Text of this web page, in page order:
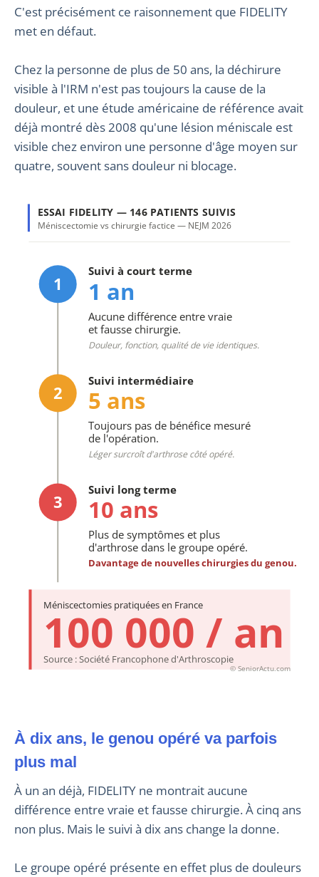
C'est précisément ce raisonnement que FIDELITY
met en défaut.
Chez la personne de plus de 50 ans, la déchirure
visible à l'IRM n'est pas toujours la cause de la
douleur, et une étude américaine de référence avait
déjà montré dès 2008 qu'une lésion méniscale est
visible chez environ une personne d'âge moyen sur
quatre, souvent sans douleur ni blocage.
ESSAI FIDELITY — 146 PATIENTS SUIVIS
Méniscectomie vs chirurgie factice — NEJM 2026
1
Suivi à court terme
1 an
Aucune différence entre vraie
et fausse chirurgie.
Douleur, fonction, qualité de vie identiques.
2
Suivi intermédiaire
5 ans
Toujours pas de bénéfice mesuré
de l'opération.
Léger surcroît d'arthrose côté opéré.
3
Suivi long terme
10 ans
Plus de symptômes et plus
d'arthrose dans le groupe opéré.
Davantage de nouvelles chirurgies du genou.
Méniscectomies pratiquées en France
100 000 / an
Source : Société Francophone d'Arthroscopie
© SeniorActu.com
À dix ans, le genou opéré va parfois
plus mal
À un an déjà, FIDELITY ne montrait aucune
différence entre vraie et fausse chirurgie. À cinq ans
non plus. Mais le suivi à dix ans change la donne.
Le groupe opéré présente en effet plus de douleurs